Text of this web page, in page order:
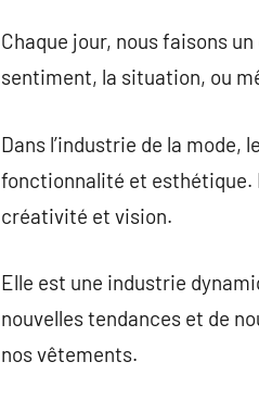
Chaque jour, nous faisons
sentiment, la situation, ou
Dans l’industrie de la
fonctionnalité et esthétique.
créativité et vision.
Elle est une industrie
nouvelles tendances et de
nos vêtements.